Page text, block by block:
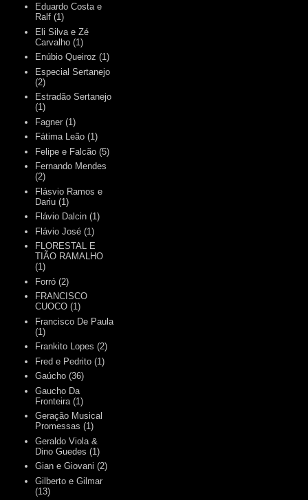
Eduardo Costa e
Ralf (1)
Eli Silva e Zé
Carvalho (1)
Enúbio Queiroz (1)
Especial Sertanejo
(2)
Estradão Sertanejo
(1)
Fagner (1)
Fátima Leão (1)
Felipe e Falcão (5)
Fernando Mendes
(2)
Flásvio Ramos e
Dariu (1)
Flávio Dalcin (1)
Flávio José (1)
FLORESTAL E
TIÃO RAMALHO
(1)
Forró (2)
FRANCISCO
CUOCO (1)
Francisco De Paula
(1)
Frankito Lopes (2)
Fred e Pedrito (1)
Gaúcho (36)
Gaucho Da
Fronteira (1)
Geração Musical
Promessas (1)
Geraldo Viola &
Dino Guedes (1)
Gian e Giovani (2)
Gilberto e Gilmar
(13)